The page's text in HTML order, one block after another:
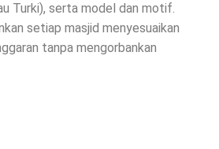
Turki), serta model dan motif.
setiap masjid menyesuaikan
tanpa mengorbankan